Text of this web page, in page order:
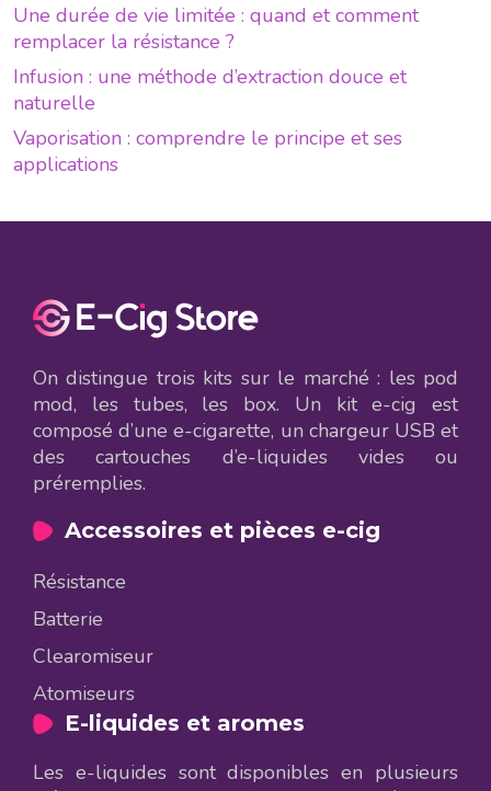
Une durée de vie limitée : quand et comment
remplacer la résistance ?
Infusion : une méthode d’extraction douce et
naturelle
Vaporisation : comprendre le principe et ses
applications
On distingue trois kits sur le marché : les pod
mod, les tubes, les box. Un kit e-cig est
composé d’une e-cigarette, un chargeur USB et
des cartouches d’e-liquides vides ou
préremplies.
Accessoires et pièces e-cig
Résistance
Batterie
Clearomiseur
Atomiseurs
E-liquides et aromes
Les e-liquides sont disponibles en plusieurs